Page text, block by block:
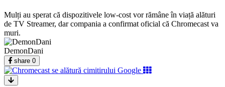
Mulți au sperat că dispozitivele low-cost vor rămâne în viață alături
de TV Streamer, dar compania a confirmat oficial că Chromecast va
muri.
DemonDani
share 0